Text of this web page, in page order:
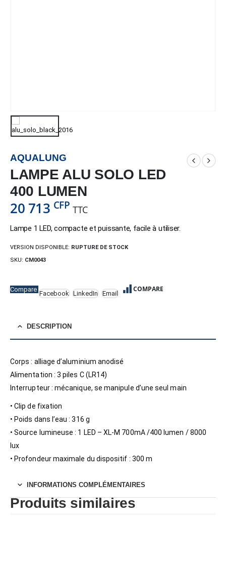
AQUALUNG
LAMPE ALU SOLO LED
400 LUMEN
20 713 CFP TTC
Lampe 1 LED, compacte et puissante, facile à utiliser.
VERSION DISPONIBLE: RUPTURE DE STOCK
SKU: CM0043
Compare
Facebook LinkedIn Email
COMPARE
DESCRIPTION
Corps : alliage d’aluminium anodisé
Alimentation : 3 piles C (LR14)
Interrupteur : mécanique, se manipule d’une seul main
• Clip de fixation
• Poids dans l’eau : 316 g
• Source lumineuse : 1 LED – XL-M 700mA /400 lumen / 8000
lux
• Profondeur maximale du dispositif : 300 m
INFORMATIONS COMPLÉMENTAIRES
Produits similaires